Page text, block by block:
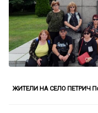
ЖИТЕЛИ НА СЕЛО ПЕТРИЧ